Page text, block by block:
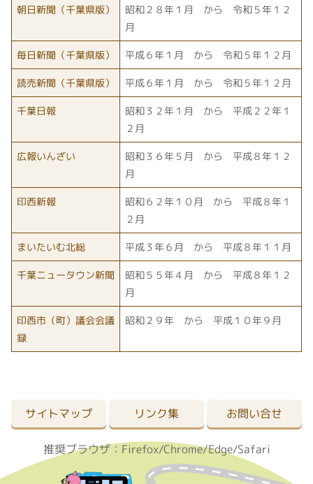
朝日新聞（千葉県版）
昭和２８年１月 から 令和５年１２
月
毎日新聞（千葉県版） 平成６年１月 から 令和５年１２月
読売新聞（千葉県版） 平成６年１月 から 令和５年１２月
千葉日報
昭和３２年１月 から 平成２２年１
２月
広報いんざい
昭和３６年５月 から 平成８年１２
月
印西新報
昭和６２年１０月 から 平成８年１
２月
まいたいむ北総 平成３年６月 から 平成８年１１月
千葉ニュータウン新聞
昭和５５年４月 から 平成８年１２
月
印西市（町）議会会議
録
昭和２９年 から 平成１０年９月
サイトマップ リンク集 お問い合せ
推奨ブラウザ：Firefox/Chrome/Edge/Safari